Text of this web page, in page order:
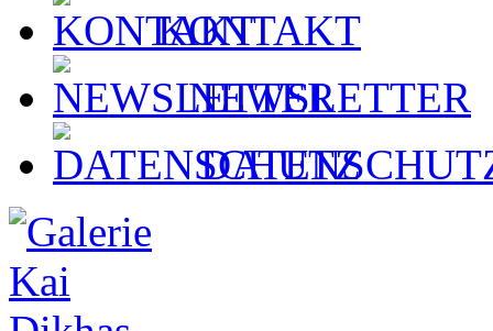
KONTAKT
NEWSLETTER